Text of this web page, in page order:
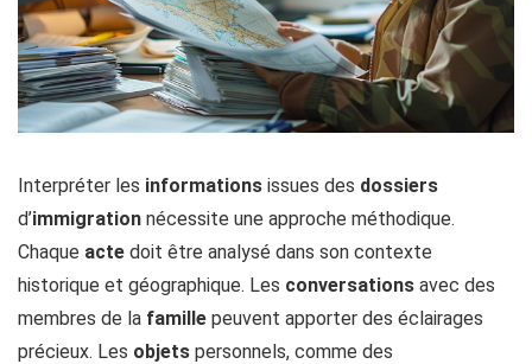
Interpréter les informations issues des dossiers
d’immigration nécessite une approche méthodique.
Chaque acte doit être analysé dans son contexte
historique et géographique. Les conversations avec des
membres de la famille peuvent apporter des éclairages
précieux. Les objets personnels, comme des